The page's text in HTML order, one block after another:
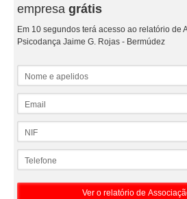
empresa grátis
Em 10 segundos terá acesso ao relatório de
Psicodança Jaime G. Rojas - Bermúdez